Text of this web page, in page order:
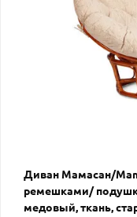
Диван Мамасан/
ремешками/
медовый, ткань,